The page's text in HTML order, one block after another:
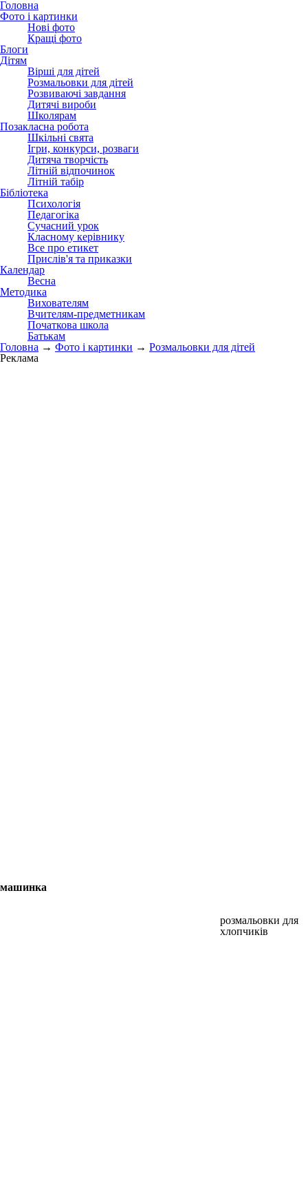
Головна
Фото і картинки
Нові фото
Кращі фото
Блоги
Дітям
Вірші для дітей
Розмальовки для дітей
Розвиваючі завдання
Дитячі вироби
Школярам
Позакласна робота
Шкільні свята
Ігри, конкурси, розваги
Дитяча творчість
Літній відпочинок
Літній табір
Бібліотека
Психологія
Педагогіка
Сучасний урок
Класному керівнику
Все про етикет
Прислів'я та приказки
Календар
Весна
Методика
Вихователям
Вчителям-предметникам
Початкова школа
Батькам
Головна → Фото і картинки → Розмальовки для дітей
Реклама
машинка
розмальовки для
хлопчиків